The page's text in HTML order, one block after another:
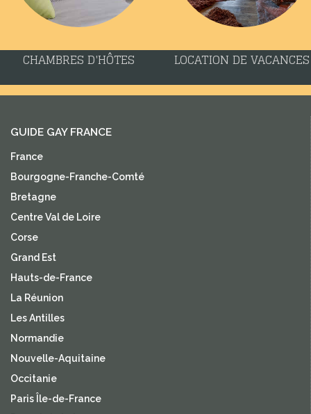
CHAMBRES D'HÔTES LOCATION DE VACANCES
GUIDE GAY FRANCE
France
Bourgogne-Franche-Comté
Bretagne
Centre Val de Loire
Corse
Grand Est
Hauts-de-France
La Réunion
Les Antilles
Normandie
Nouvelle-Aquitaine
Occitanie
Paris Île-de-France